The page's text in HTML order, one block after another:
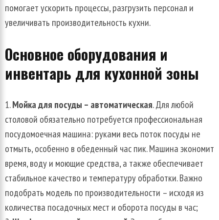
помогает ускорить процессы, разгрузить персонал и
увеличивать производительность кухни.
Основное оборудования и
инвентарь для кухонной зоны
Мойка для посуды – автоматическая. Для любой
столовой обязательно потребуется профессиональная
посудомоечная машина: руками весь поток посуды не
отмыть, особенно в обеденный час пик. Машина экономит
время, воду и моющие средства, а также обеспечивает
стабильное качество и температуру обработки. Важно
подобрать модель по производительности – исходя из
количества посадочных мест и оборота посуды в час;